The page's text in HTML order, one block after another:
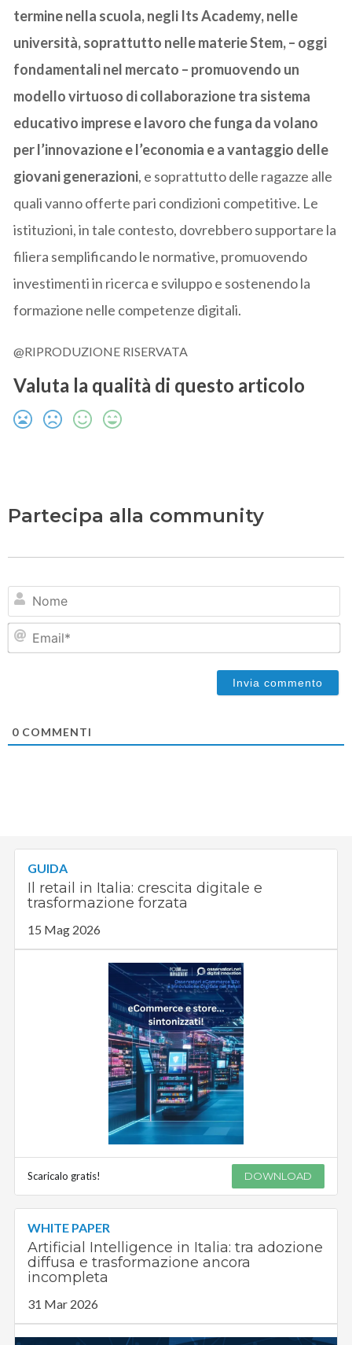
termine nella scuola, negli Its Academy, nelle
università, soprattutto nelle materie Stem, – oggi
fondamentali nel mercato – promuovendo un
modello virtuoso di collaborazione tra sistema
educativo imprese e lavoro che funga da volano
per l’innovazione e l’economia e a vantaggio delle
giovani generazioni, e soprattutto delle ragazze alle
quali vanno offerte pari condizioni competitive. Le
istituzioni, in tale contesto, dovrebbero supportare la
filiera semplificando le normative, promuovendo
investimenti in ricerca e sviluppo e sostenendo la
formazione nelle competenze digitali.
@RIPRODUZIONE RISERVATA
Valuta la qualità di questo articolo
Partecipa alla community
0 COMMENTI
GUIDA
Il retail in Italia: crescita digitale e
trasformazione forzata
15 Mag 2026
Scaricalo gratis! DOWNLOAD
WHITE PAPER
Artificial Intelligence in Italia: tra adozione
diffusa e trasformazione ancora
incompleta
31 Mar 2026